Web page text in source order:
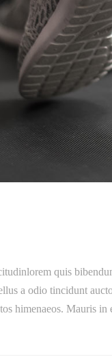
quis
a odio tincidunt
himenaeos. Mauris